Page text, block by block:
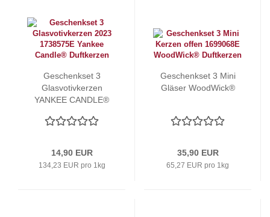
Geschenkset 3
Glasvotivkerzen
YANKEE CANDLE®
14,90 EUR
134,23 EUR pro 1kg
Geschenkset 3 Mini
Gläser WoodWick®
35,90 EUR
65,27 EUR pro 1kg